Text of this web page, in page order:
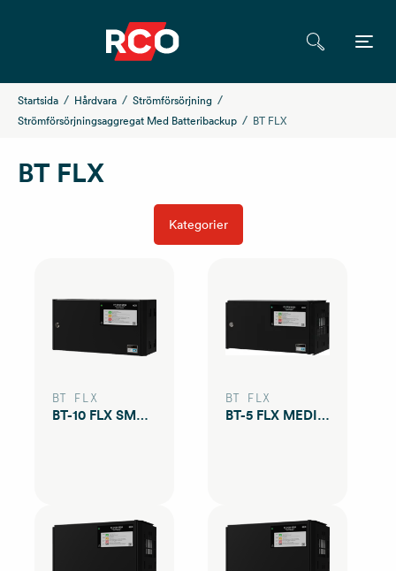
Startsida Hårdvara
Strömförsörjning
Strömförsörjningsaggregat Med Batteribackup
BT FLX
BT FLX
Kategorier
BT FLX
BT-10 FLX SMALL COM Gen 2
BT FLX
BT-5 FLX MEDIUM COM Gen2